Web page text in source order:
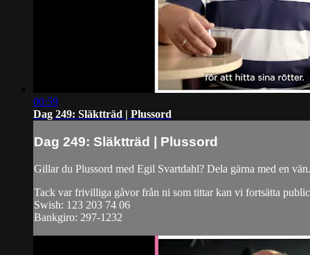
00:59
Dag 249: Släktträd | Plussord
Dag 249: Släktträd | Plussord
Gillar du Plussord med Egil Svartdahl? Dela gärna med en vän.
Tack var frivilliga gåvor från ni som tittar kan vi fortsätta
Swish: 123 203 74 06
Bankgiro: 297-1232